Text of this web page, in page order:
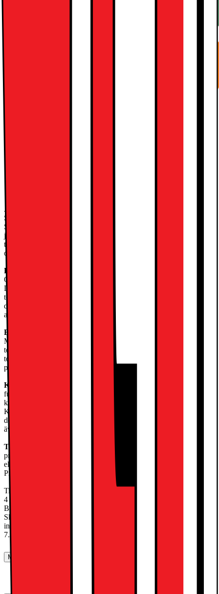
Automatisk tids- och energijustering för effektiv torkning
SimpliCare torktumlare med OptiSense sparar tid och energi. Låt
SimpliCare-torktumlare med OptiSense ta hand om din tvätt. Den
justerar torktid och energiförbrukning automatiskt beroende på
tvättmängd. Det betyder att dina kläder torkar snabbt och ordentligt,
och att de aldrig torkas för mycket.
Effektiv torkning med OptiSense
OptiSense justerar automatiskt torktiden beroende på tvättmängd.
Det smarta OptiSense-systemet i vår torktumlare justerar automatiskt
torktiden baserat på tvättmängd. Det övervakar mängden fukt så att
dina kläder alltid är helt torra. Och tack vare sensorn behöver man
aldrig använda för mycket energi.
Bekväm torkning med Fördröjd Start-funktionen
Med Fördröjd Start-funktionen kan du välja när du vill att
torktumlaren ska starta. Med Fördröjd Start-funktionen startar din
torktumlare när du vill. Ändra starttiden för torkprogrammet så det
passar ditt schema - ange bara tiden och låt maskinen sköta resten.
Kondenstumlare:
fukten kondenseras till en vattenbehållare, ingen extern ventilation
krävs En kondenstumlare behöver inget mer än ett eluttag.
Kondenstumlaren har ett slutet luftsystem där kondensorn kyler ner
den varma luften och fukten för att lagras i vattentanken. Det finns
även möjlighet att leda bort vattnet till en brunn om så önskas.
Tumlare med elektronisk fuktavkänning,
programmet avslutas automatiskt Med hjälp av sensorer och
elektronik mäts fuktigheten i plaggen och torktiden beräknas.
Programmet avslutas när önskad torrhet uppnåtts.
Tidsstyrda torkprogram som tillägg till de automatiska Fördröjd start
4 ställbara fötter Syntetprogram: Skåptorrt-Extra torrt
Bomullsprogram: Skåptorrt-Extra torrt-Stryktorrt Programindikering:
Skrynkelskyddsgång/program slut-Kalluftning-Torkning Övriga
indikatorer: Kondensor-Filter-Töm vattenbehållaren Kapacitet (Kg)
7.0 Serie Displaydesign Digital Display
Manualer, Nedladdningar, Reklamation & Support